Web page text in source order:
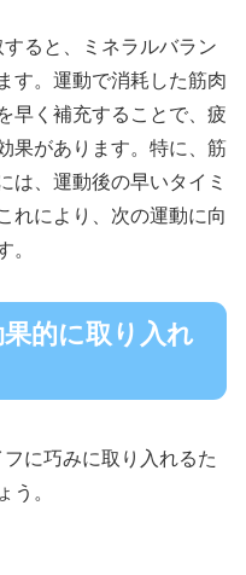
ると、ミネラルバラン
す。運動で消耗した筋肉
早く補充することで、疲
果があります。特に、筋
は、運動後の早いタイミ
れにより、次の運動に向
。
的に取り入れ
に巧みに取り入れるた
う。